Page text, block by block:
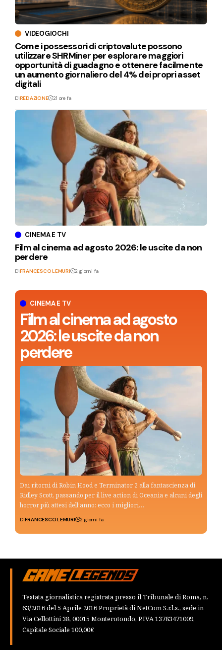
CINEMA E TV
Film al cinema ad agosto
2026: le uscite da non
perdere
Dai ritorni di Robin Hood e Terminator 2 alla fantascienza di
Ridley Scott, passando per il live action di Oceania e alcuni degli
horror più attesi dell’anno: ecco i migliori…
DiFRANCESCO LEMURI 2 giorni fa
VIDEOGIOCHI
Come i possessori di criptovalute possono
utilizzare SHRMiner per esplorare maggiori
opportunità di guadagno e ottenere facilmente
un aumento giornaliero del 4% dei propri asset
digitali
DiREDAZIONE 21 ore fa
CINEMA E TV
Film al cinema ad agosto 2026: le uscite da non
perdere
DiFRANCESCO LEMURI 2 giorni fa
Testata giornalistica registrata presso il Tribunale di Roma, n.
63/2016 del 5 Aprile 2016 Proprietà di NetCom S.r.l.s., sede in
Via Cellottini 38, 00015 Monterotondo, P.IVA 13783471009,
Capitale Sociale 100,00€